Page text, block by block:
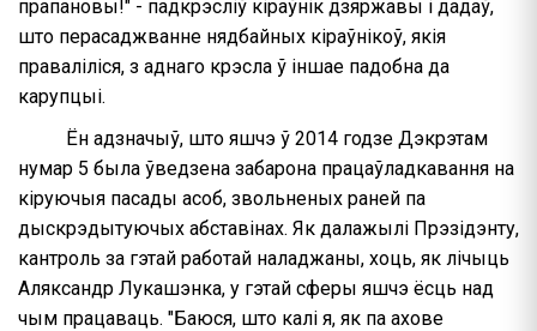
прапановы!" - падкрэсліў кіраўнік дзяржавы і дадаў,
што перасаджванне нядбайных кіраўнікоў, якія
праваліліся, з аднаго крэсла ў іншае падобна да
карупцыі.
Ён адзначыў, што яшчэ ў 2014 годзе Дэкрэтам
нумар 5 была ўведзена забарона працаўладкавання на
кіруючыя пасады асоб, звольненых раней па
дыскрэдытуючых абставінах. Як далажылі Прэзідэнту,
кантроль за гэтай работай наладжаны, хоць, як лічыць
Аляксандр Лукашэнка, у гэтай сферы яшчэ ёсць над
чым працаваць. "Баюся, што калі я, як па ахове